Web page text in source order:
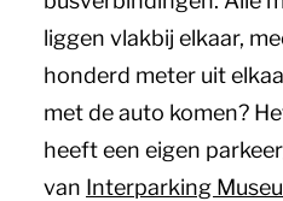
liggen vlakbij elkaar,
honderd meter uit
met de auto komen?
heeft een eigen
van Interparking